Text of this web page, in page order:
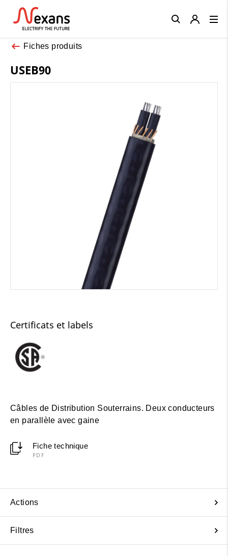
Fiches produits
USEB90
Certificats et labels
Câbles de Distribution Souterrains. Deux conducteurs
en parallèle avec gaine
Fiche technique
PDF
Actions
Filtres
Close